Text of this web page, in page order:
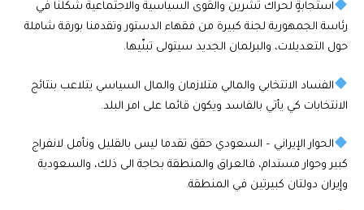
استجابةٍ لحراك تشرين والقوى السياسية والاجتماعية شكّلنا في
رئاسة الجمهورية لجنة كبيرة من فقهاء الدستور وتقدمنا بورقة شاملة
حول التعديلات، والبرلمان الجديد سيتولى تبنّيها.
الفساد الانتخابي والمالي متلازمان والمال السياسي يتلاعب بنتائج
الانتخابات كي يأتي بالفاسد ويكون قائما على امر البلد.
الحوار الإيراني – السعودي حقق تقدما ليس بالقليل ونأمل لانفراج
كبير وحوار مستدام، فالعراق والمنطقة بحاجة الى ذلك، والسعودية
وإيران دولتان كبيرتين في المنطقة.